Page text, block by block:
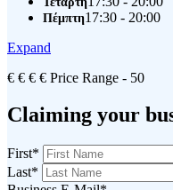
Πέμπτη17:30 - 20:00
Expand
€ € € € Price Range - 50
Claiming your
First*
Last*